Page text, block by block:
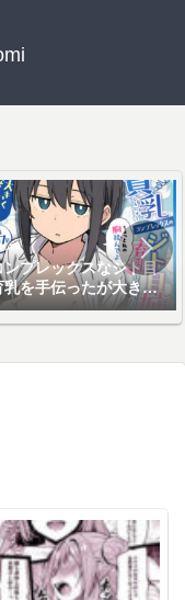
ンプレックスなジト目
乳を手伝ったが大きく
いので中出しセックス
とになった話